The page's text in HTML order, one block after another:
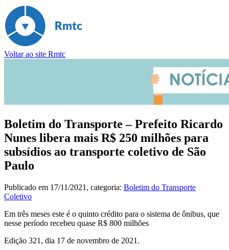
Voltar ao site Rmtc
Boletim do Transporte – Prefeito Ricardo
Nunes libera mais R$ 250 milhões para
subsídios ao transporte coletivo de São
Paulo
Publicado em 17/11/2021 , categoria: Boletim do Transporte
Coletivo
Em três meses este é o quinto crédito para o sistema de ônibus, que
nesse período recebeu quase R$ 800 milhões
Edição 321, dia 17 de novembro de 2021.